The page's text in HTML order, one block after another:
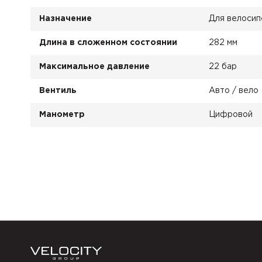
Назначение Для
Длина в сложенном состоянии 282 мм
Максимальное давление 22 бар
Вентиль Авто / вело
Манометр Цифровой